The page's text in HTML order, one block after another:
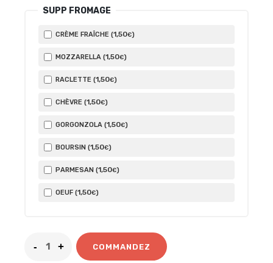
SUPP FROMAGE
CRÈME FRAÎCHE (1,50€)
MOZZARELLA (1,50€)
RACLETTE (1,50€)
CHÈVRE (1,50€)
GORGONZOLA (1,50€)
BOURSIN (1,50€)
PARMESAN (1,50€)
OEUF (1,50€)
COMMANDEZ